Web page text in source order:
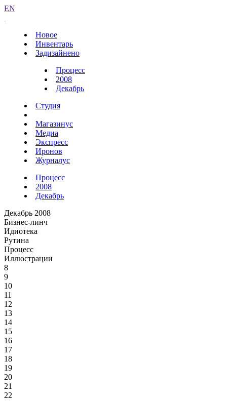
EN
Новое
Инвентарь
Задизайнено
Процесс
2008
Декабрь
Студия
Магазинус
Медиа
Экспресс
Иронов
Журналус
Процесс
2008
Декабрь
Декабрь 2008
Бизнес-линч
Идиотека
Рутина
Процесс
Иллюстрации
8
9
10
11
12
13
14
15
16
17
18
19
20
21
22